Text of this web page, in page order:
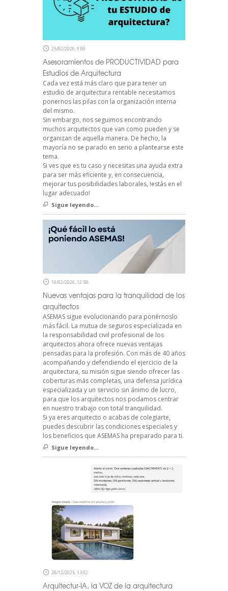
25/02/2026, 9:00
Asesoramientos de PRODUCTIVIDAD para
Estudios de Arquitectura
Cada vez está más claro que para tener un
estudio de arquitectura rentable necesitamos
ponernos las pilas con la organización interna
del mismo.
Sin embargo, nos seguimos encontrando
muchos arquitectos que van como pueden y se
organizan de aquella manera. De hecho, la
mayoría no se parado en serio a plantearse este
tema.
Si ves que es tu caso y necesitas una ayuda extra
para ser más eficiente y, en consecuencia,
mejorar tus posibilidades laborales, !estás en el
lugar adecuado!
Sigue leyendo...
10/02/2026, 12:58
Nuevas ventajas para la tranquilidad de los
arquitectos
ASEMAS sigue evolucionando para ponérnoslo
más fácil. La mutua de seguros especializada en
la responsabilidad civil profesional de los
arquitectos ahora ofrece nuevas ventajas
pensadas para la profesión. Con más de 40 años
acompañando y defendiendo el ejercicio de la
arquitectura, su misión sigue siendo ofrecer las
coberturas más completas, una defensa jurídica
especializada y un servicio sin ánimo de lucro,
para que los arquitectos nos podamos centrar
en nuestro trabajo con total tranquilidad.
Si ya eres arquitecto o acabas de colegiarte,
puedes descubrir las condiciones especiales y
los beneficios que ASEMAS ha preparado para ti.
Sigue leyendo...
28/12/2025, 13:02
Arquitectur-IA, la VOZ de la arquitectura